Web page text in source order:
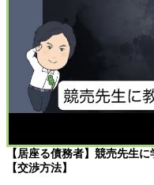
【居座る債務者】競売先生
【交渉方法】